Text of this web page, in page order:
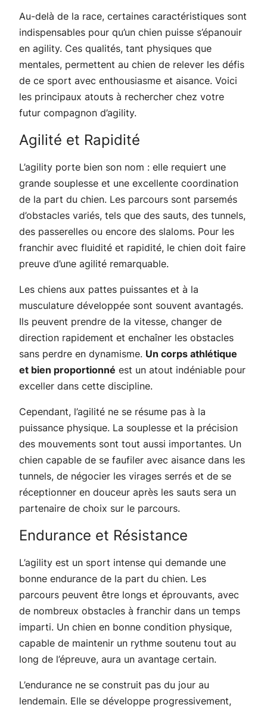
Au-delà de la race, certaines caractéristiques sont
indispensables pour qu’un chien puisse s’épanouir
en agility. Ces qualités, tant physiques que
mentales, permettent au chien de relever les défis
de ce sport avec enthousiasme et aisance. Voici
les principaux atouts à rechercher chez votre
futur compagnon d’agility.
Agilité et Rapidité
L’agility porte bien son nom : elle requiert une
grande souplesse et une excellente coordination
de la part du chien. Les parcours sont parsemés
d’obstacles variés, tels que des sauts, des tunnels,
des passerelles ou encore des slaloms. Pour les
franchir avec fluidité et rapidité, le chien doit faire
preuve d’une agilité remarquable.
Les chiens aux pattes puissantes et à la
musculature développée sont souvent avantagés.
Ils peuvent prendre de la vitesse, changer de
direction rapidement et enchaîner les obstacles
sans perdre en dynamisme. Un corps athlétique
et bien proportionné est un atout indéniable pour
exceller dans cette discipline.
Cependant, l’agilité ne se résume pas à la
puissance physique. La souplesse et la précision
des mouvements sont tout aussi importantes. Un
chien capable de se faufiler avec aisance dans les
tunnels, de négocier les virages serrés et de se
réceptionner en douceur après les sauts sera un
partenaire de choix sur le parcours.
Endurance et Résistance
L’agility est un sport intense qui demande une
bonne endurance de la part du chien. Les
parcours peuvent être longs et éprouvants, avec
de nombreux obstacles à franchir dans un temps
imparti. Un chien en bonne condition physique,
capable de maintenir un rythme soutenu tout au
long de l’épreuve, aura un avantage certain.
L’endurance ne se construit pas du jour au
lendemain. Elle se développe progressivement,